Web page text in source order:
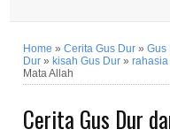
Home »Cerita Gus Dur »Gus
Dur »kisah Gus Dur »
Mata Allah
Cerita Gus Dur